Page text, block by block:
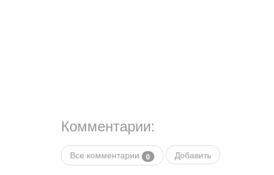
Комментарии:
Все комментарии 0 Добавить